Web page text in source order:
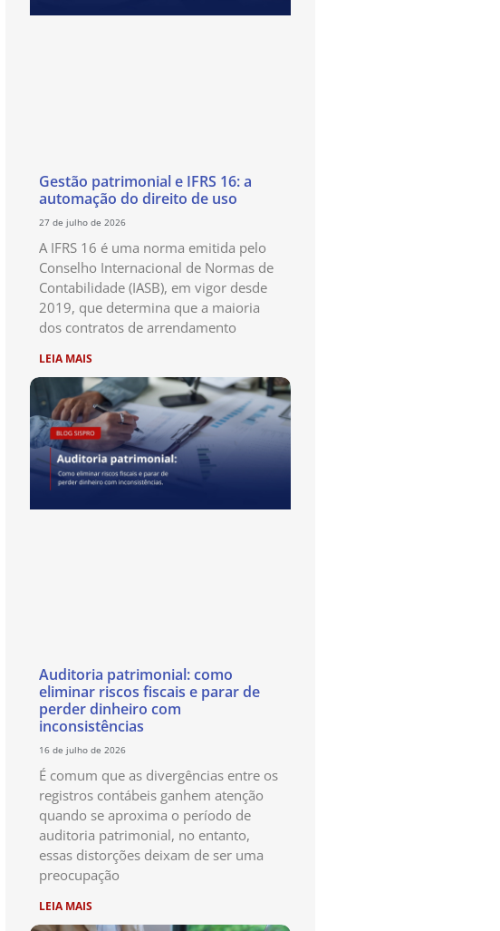
Gestão patrimonial e IFRS 16: a
automação do direito de uso
27 de julho de 2026
A IFRS 16 é uma norma emitida pelo
Conselho Internacional de Normas de
Contabilidade (IASB), em vigor desde
2019, que determina que a maioria
dos contratos de arrendamento
LEIA MAIS
Auditoria patrimonial: como
eliminar riscos fiscais e parar de
perder dinheiro com
inconsistências
16 de julho de 2026
É comum que as divergências entre os
registros contábeis ganhem atenção
quando se aproxima o período de
auditoria patrimonial, no entanto,
essas distorções deixam de ser uma
preocupação
LEIA MAIS